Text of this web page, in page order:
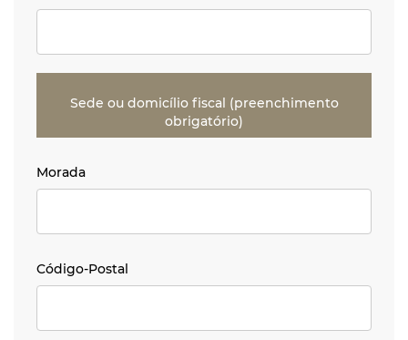
Sede ou domicílio fiscal (preenchimento
obrigatório)
Morada
Morada
Código-Postal
Código-Postal